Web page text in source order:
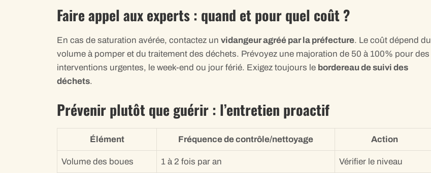
Faire appel aux experts : quand et pour quel coût ?
En cas de saturation avérée, contactez un vidangeur agréé par la préfecture. Le coût dépend du
volume à pomper et du traitement des déchets. Prévoyez une majoration de 50 à 100% pour des
interventions urgentes, le week-end ou jour férié. Exigez toujours le bordereau de suivi des
déchets.
Prévenir plutôt que guérir : l’entretien proactif
Élément Fréquence de contrôle/nettoyage Action
Volume des boues 1 à 2 fois par an Vérifier le niveau